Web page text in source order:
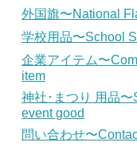
外国旗〜National
学校用品〜School
企業アイテム〜
item
神社･まつり 用品〜
event good
問い合わせ〜